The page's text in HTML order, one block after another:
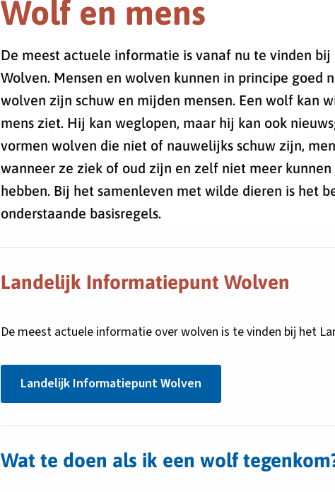
Wolf en mens
De meest actuele informatie is vanaf nu te vinden
Wolven. Mensen en wolven kunnen in principe goed
wolven zijn schuw en mijden mensen. Een wolf kan
mens ziet. Hij kan weglopen, maar hij kan ook
vormen wolven die niet of nauwelijks schuw zijn,
wanneer ze ziek of oud zijn en zelf niet meer
hebben. Bij het samenleven met wilde dieren is het
onderstaande basisregels.
Landelijk Informatiepunt Wolven
De meest actuele informatie over wolven is te vinden bij het
Landelijk Informatiepunt WolvenGa
hier
het
Informatiepunt
Wolven
Wat te doen als ik een wolf